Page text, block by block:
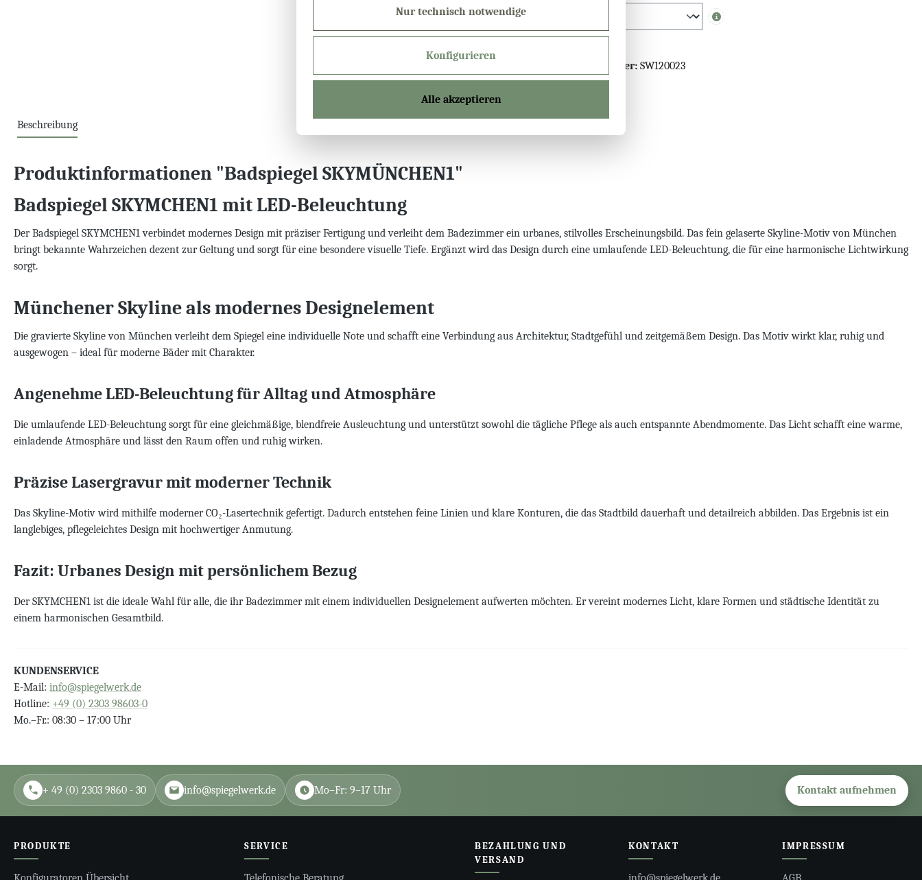
Info
Produktnummer: SW120023
Beschreibung
Produktinformationen "Badspiegel SKYMÜNCHEN1"
Badspiegel SKYMCHEN1 mit LED-Beleuchtung
Der Badspiegel SKYMCHEN1 verbindet modernes Design mit präziser Fertigung und verleiht dem Badezimmer ein urbanes, stilvolles Erscheinungsbild. Das fein gelaserte Skyline-Motiv von München
bringt bekannte Wahrzeichen dezent zur Geltung und sorgt für eine besondere visuelle Tiefe. Ergänzt wird das Design durch eine umlaufende LED-Beleuchtung, die für eine harmonische Lichtwirkung
sorgt.
Münchener Skyline als modernes Designelement
Die gravierte Skyline von München verleiht dem Spiegel eine individuelle Note und schafft eine Verbindung aus Architektur, Stadtgefühl und zeitgemäßem Design. Das Motiv wirkt klar, ruhig und
ausgewogen – ideal für moderne Bäder mit Charakter.
Angenehme LED-Beleuchtung für Alltag und Atmosphäre
Die umlaufende LED-Beleuchtung sorgt für eine gleichmäßige, blendfreie Ausleuchtung und unterstützt sowohl die tägliche Pflege als auch entspannte Abendmomente. Das Licht schafft eine warme,
einladende Atmosphäre und lässt den Raum offen und ruhig wirken.
Präzise Lasergravur mit moderner Technik
Das Skyline-Motiv wird mithilfe moderner CO₂-Lasertechnik gefertigt. Dadurch entstehen feine Linien und klare Konturen, die das Stadtbild dauerhaft und detailreich abbilden. Das Ergebnis ist ein
langlebiges, pflegeleichtes Design mit hochwertiger Anmutung.
Fazit: Urbanes Design mit persönlichem Bezug
Der SKYMCHEN1 ist die ideale Wahl für alle, die ihr Badezimmer mit einem individuellen Designelement aufwerten möchten. Er vereint modernes Licht, klare Formen und städtische Identität zu
einem harmonischen Gesamtbild.
KUNDENSERVICE
E-Mail: info@spiegelwerk.de
Hotline: +49 (0) 2303 98603-0
Mo.–Fr.: 08:30 – 17:00 Uhr
+ 49 (0) 2303 9860 - 30 info@spiegelwerk.de Mo–Fr: 9–17 Uhr Kontakt aufnehmen
PRODUKTE SERVICE
BEZAHLUNG UND
VERSAND
KONTAKT IMPRESSUM
Nur technisch notwendige
Konfigurieren
Alle akzeptieren